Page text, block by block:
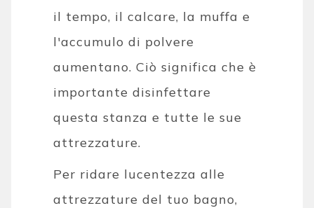
il tempo, il calcare, la muffa e
l'accumulo di polvere
aumentano. Ciò significa che è
importante disinfettare
questa stanza e tutte le sue
attrezzature.
Per ridare lucentezza alle
attrezzature del tuo bagno,